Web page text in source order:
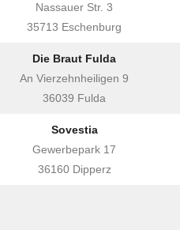
Nassauer Str. 3
35713 Eschenburg
Die Braut Fulda
An Vierzehnheiligen 9
36039 Fulda
Sovestia
Gewerbepark 17
36160 Dipperz